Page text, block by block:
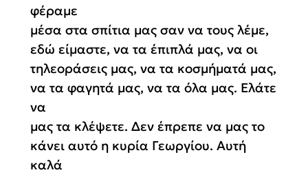
φέραμε
μέσα στα σπίτια μας σαν να τους λέμε,
εδώ είμαστε, να τα έπιπλά μας, να οι
τηλεοράσεις μας, να τα κοσμήματά μας,
να τα φαγητά μας, να τα όλα μας. Ελάτε
να
μας τα κλέψετε. Δεν έπρεπε να μας το
κάνει αυτό η κυρία Γεωργίου. Αυτή
καλά